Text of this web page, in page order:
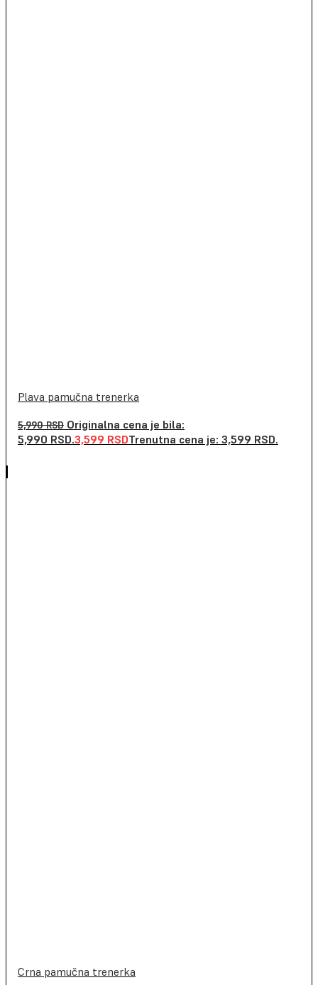
Plava pamučna trenerka
5,990RSD Originalna cena je bila:
5,990 RSD.3,599 RSDTrenutna cena je: 3,599 RSD.
Crna pamučna trenerka